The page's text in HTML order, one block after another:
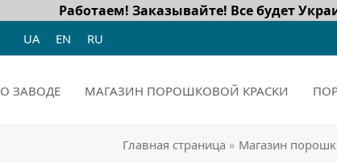
Работаем! Заказывайте! Все будет
UA EN RU
О ЗАВОДЕ МАГАЗИН ПОРОШКОВОЙ КРАСКИ
Главная страница » Магазин